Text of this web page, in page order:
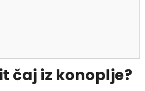
čaj iz konoplje?